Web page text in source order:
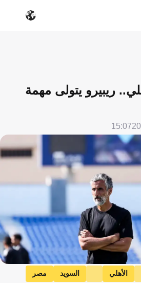
ريبيرو يتولى مهمة
15:07
الأهلي السويد
مصر